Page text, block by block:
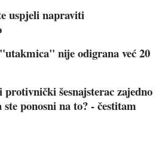
uspjeli napraviti
nije odigrana već 20
protivnički šesnajsterac zajedno
ponosni na to? - čestitam